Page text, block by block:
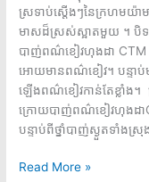
ស្រទាប់ស្តើងៗនៃក្រហមយ៉
មាសដ៏ស្រស់ស្អាតមួយ ។ បិទស្
បាញ់ពណ៌ខៀវហុងដា CTM ។
អោយមានពណ៌ខៀវ។ បន្ទា
ឡើងពណ៌ខៀវកាន់តែខ្លាំង។
ក្រោយបាញ់ពណ៌ខៀវហុងដា
បន្ទាប់ពីថ្នាំបាញ់ស្ងួតទាំងស្រុ
Read More »